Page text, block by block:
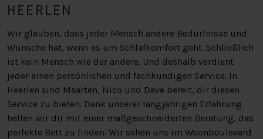
HEERLEN
Wir glauben, dass jeder Mensch andere Bedürfnisse und
Wünsche hat, wenn es um Schlafkomfort geht. Schließlich
ist kein Mensch wie der andere. Und deshalb verdient
jeder einen persönlichen und fachkundigen Service. In
Heerlen sind Maarten, Nico und Dave bereit, dir diesen
Service zu bieten. Dank unserer langjährigen Erfahrung
helfen wir dir mit einer maßgeschneiderten Beratung, das
perfekte Bett zu finden. Wir sehen uns im Woonboulevard